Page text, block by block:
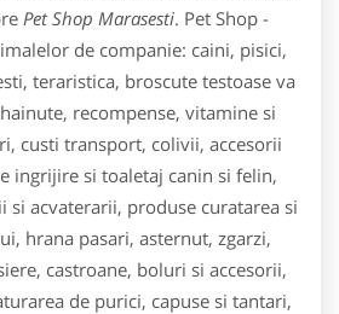
Pet Shop Marasesti. Pet Shop -
de companie: caini, pisici,
teraristica, broscute testoase va
recompense, vitamine si
custi transport, colivii, accesorii
ingrijire si toaletaj canin si felin,
si acvaterarii, produse curatarea si
hrana pasari, asternut, zgarzi,
castroane, boluri si accesorii,
de purici, capuse si tantari,